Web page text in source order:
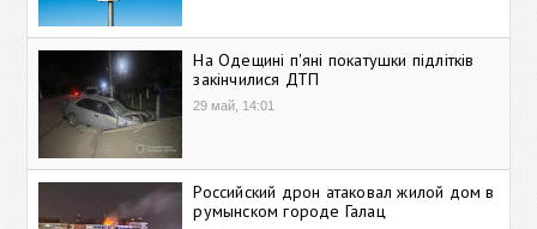
На Одещині п'яні покатушки підлітків
закінчилися ДТП
29 май, 14:01
Российский дрон атаковал жилой дом в
румынском городе Галац